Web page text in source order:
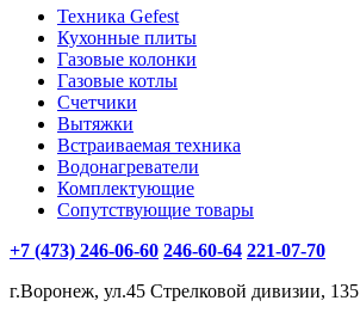
Техника Gefest
Кухонные плиты
Газовые колонки
Газовые котлы
Счетчики
Вытяжки
Встраиваемая техника
Водонагреватели
Комплектующие
Сопутствующие товары
+7 (473) 246-06-60 246-60-64 221-07-70
г.Воронеж, ул.45 Стрелковой дивизии, 135